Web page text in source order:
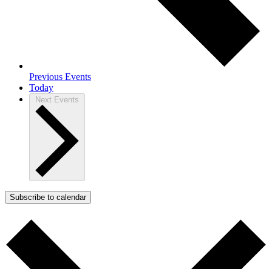
Previous Events
Today
Next Events
Subscribe to calendar